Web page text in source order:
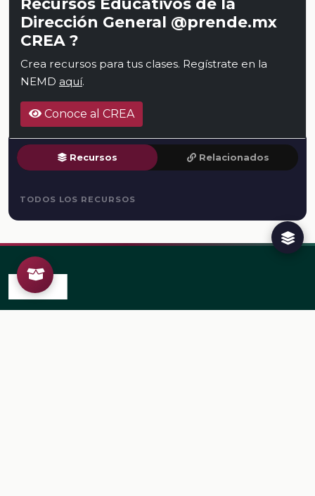
Dirección General @prende.mx
CREA ?
Crea recursos para tus clases. Regístrate en la
NEMD aquí.
Conoce al CREA
Recursos Relacionados
TODOS LOS RECURSOS